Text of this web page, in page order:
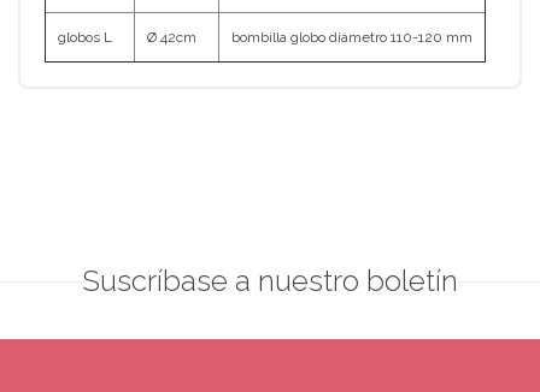
globos L Ø 42cm bombilla globo diámetro 110-120 mm
Suscríbase a nuestro boletín